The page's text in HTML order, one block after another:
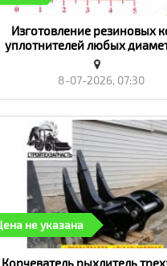
Изготовление резиновых
уплотнителей любых
«Транспорт»
8-07-2026, 07:30
не указана
Корчеватель рыхлитель